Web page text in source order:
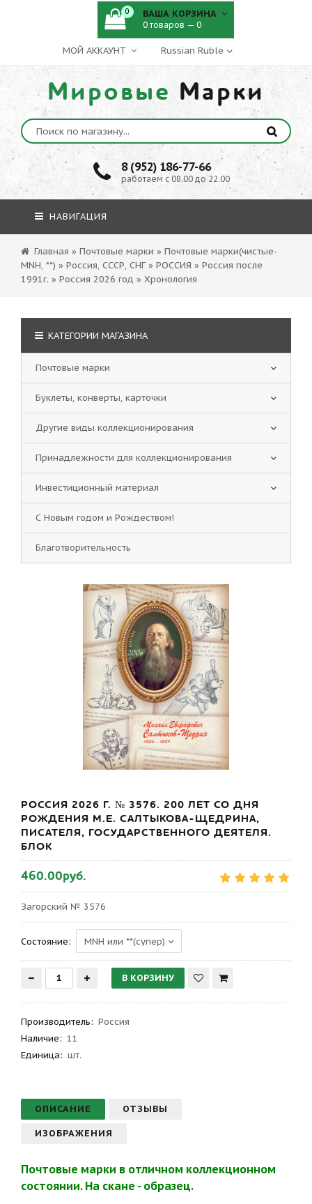
МОЙ АККАУНТ
Мировые Марки
8 (952) 186-77-66
работаем с 08.00 до 22.00
0 ВАША КОРЗИНА
0 товаров — 0
НАВИГАЦИЯ
Главная » Почтовые марки » Почтовые марки(чистые-
MNH, **) » Россия, СССР, СНГ » РОССИЯ » Россия после
1991г. » Россия 2026 год » Хронология
РОССИЯ 2026 Г. № 3576. 200 ЛЕТ СО ДНЯ
РОЖДЕНИЯ М.Е. САЛТЫКОВА-ЩЕДРИНА,
ПИСАТЕЛЯ, ГОСУДАРСТВЕННОГО ДЕЯТЕЛЯ.
БЛОК
460.00руб.
Загорский № 3576
Состояние:
Производитель: Россия
Наличие: 11
Единица: шт.
ОПИСАНИЕ ОТЗЫВЫ
ИЗОБРАЖЕНИЯ
Почтовые марки в отличном коллекционном
состоянии. На скане - образец.
КАТЕГОРИИ МАГАЗИНА
Почтовые марки
Буклеты, конверты, карточки
Другие виды коллекционирования
Принадлежности для коллекционирования
Инвестиционный материал
С Новым годом и Рождеством!
Благотворительность